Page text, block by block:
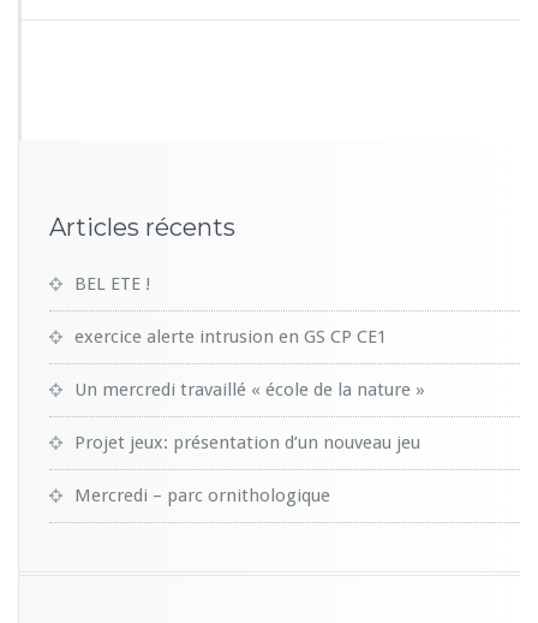
Articles récents
BEL ETE !
exercice alerte intrusion en GS CP CE1
Un mercredi travaillé « école de la nature »
Projet jeux: présentation d’un nouveau jeu
Mercredi – parc ornithologique